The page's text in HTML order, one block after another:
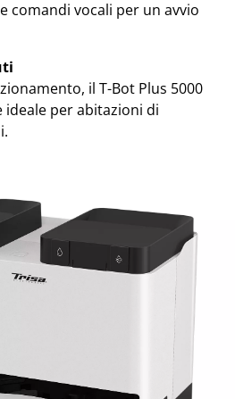
comandi vocali per un avvio
il T-Bot Plus 5000
per abitazioni di